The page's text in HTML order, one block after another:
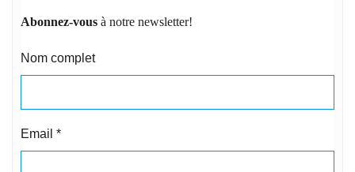
Abonnez-vous à notre newsletter!
Nom complet
Email *